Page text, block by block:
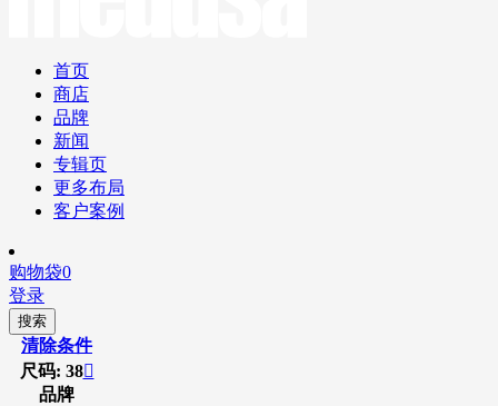
首页
商店
品牌
新闻
专辑页
更多布局
客户案例
购物袋0
登录
搜索
清除条件
尺码: 38
品牌